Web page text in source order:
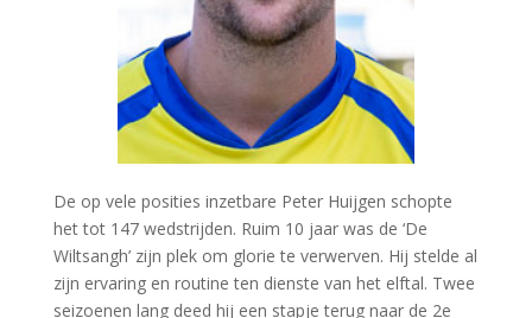
De op vele posities inzetbare Peter Huijgen schopte
het tot 147 wedstrijden. Ruim 10 jaar was de ‘De
Wiltsangh’ zijn plek om glorie te verwerven. Hij stelde al
zijn ervaring en routine ten dienste van het elftal. Twee
seizoenen lang deed hij een stapje terug naar de 2e